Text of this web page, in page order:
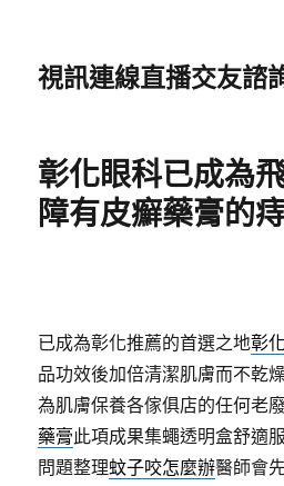
視訊連線直播交友諮
彰化眼科已成為
障有皮癬藥膏的
已成為彰化推薦的首選之地彰
品功效後加倍清潔肌膚而不乾
為肌膚保養各傢俱店的任何老
藥膏此項成果集蠅透明盒舒適
問題整理蚊子咬怎麼辦醫師會